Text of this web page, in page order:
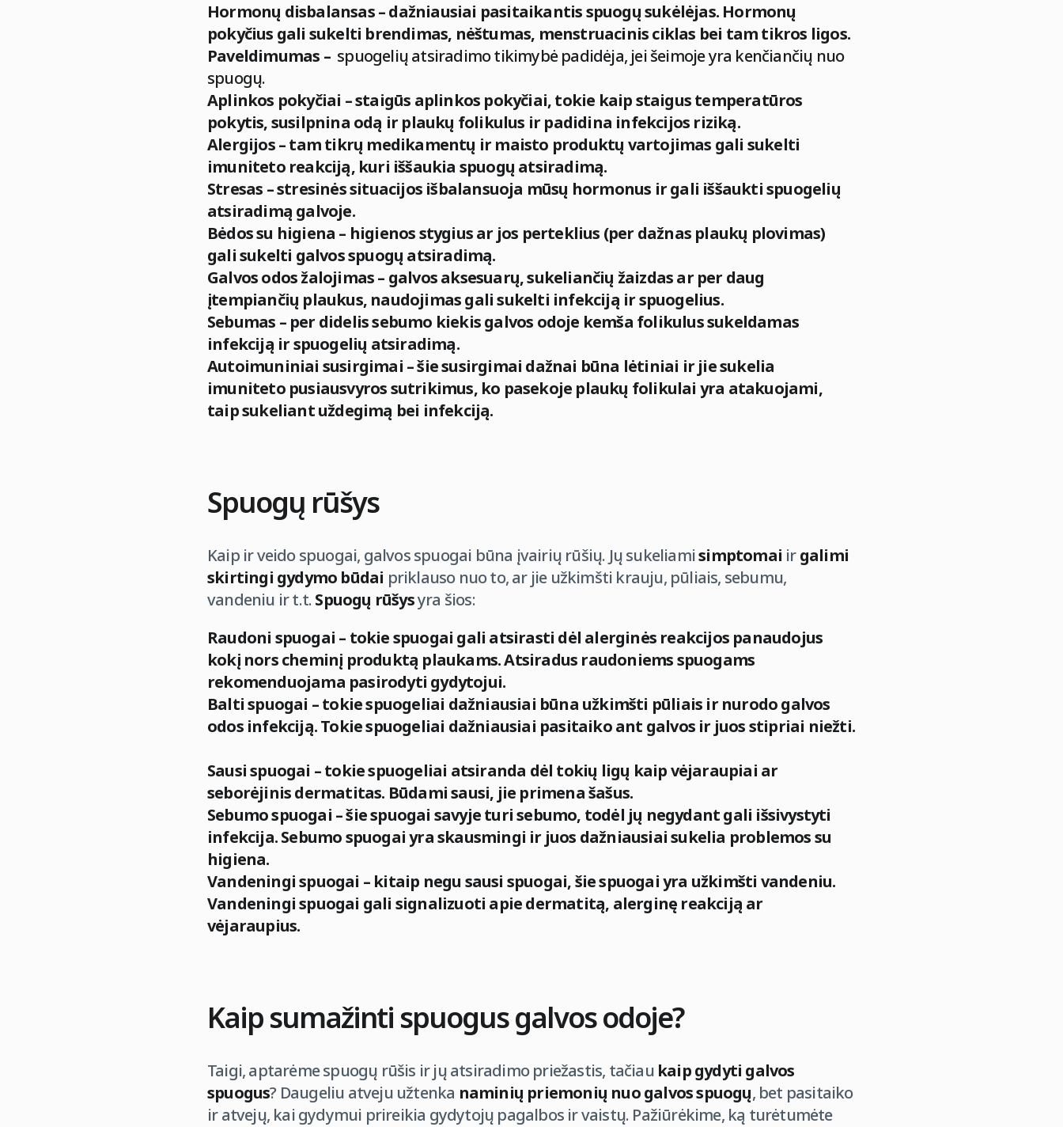
Hormonų disbalansas – dažniausiai pasitaikantis spuogų sukėlėjas. Hormonų
pokyčius gali sukelti brendimas, nėštumas, menstruacinis ciklas bei tam tikros ligos.
Paveldimumas – spuogelių atsiradimo tikimybė padidėja, jei šeimoje yra kenčiančių nuo
spuogų.
Aplinkos pokyčiai – staigūs aplinkos pokyčiai, tokie kaip staigus temperatūros
pokytis, susilpnina odą ir plaukų folikulus ir padidina infekcijos riziką.
Alergijos – tam tikrų medikamentų ir maisto produktų vartojimas gali sukelti
imuniteto reakciją, kuri iššaukia spuogų atsiradimą.
Stresas – stresinės situacijos išbalansuoja mūsų hormonus ir gali iššaukti spuogelių
atsiradimą galvoje.
Bėdos su higiena – higienos stygius ar jos perteklius (per dažnas plaukų plovimas)
gali sukelti galvos spuogų atsiradimą.
Galvos odos žalojimas – galvos aksesuarų, sukeliančių žaizdas ar per daug
įtempiančių plaukus, naudojimas gali sukelti infekciją ir spuogelius.
Sebumas – per didelis sebumo kiekis galvos odoje kemša folikulus sukeldamas
infekciją ir spuogelių atsiradimą.
Autoimuniniai susirgimai – šie susirgimai dažnai būna lėtiniai ir jie sukelia
imuniteto pusiausvyros sutrikimus, ko pasekoje plaukų folikulai yra atakuojami,
taip sukeliant uždegimą bei infekciją.
Spuogų rūšys
Kaip ir veido spuogai, galvos spuogai būna įvairių rūšių. Jų sukeliamisimptomai irgalimi
skirtingi gydymo būdai priklauso nuo to, ar jie užkimšti krauju, pūliais, sebumu,
vandeniu ir t.t.Spuogų rūšysyra šios:
Raudoni spuogai – tokie spuogai gali atsirasti dėl alerginės reakcijos panaudojus
kokį nors cheminį produktą plaukams. Atsiradus raudoniems spuogams
rekomenduojama pasirodyti gydytojui.
Balti spuogai – tokie spuogeliai dažniausiai būna užkimšti pūliais ir nurodo galvos
odos infekciją. Tokie spuogeliai dažniausiai pasitaiko ant galvos ir juos stipriai niežti.
Sausi spuogai – tokie spuogeliai atsiranda dėl tokių ligų kaip vėjaraupiai ar
seborėjinis dermatitas. Būdami sausi, jie primena šašus.
Sebumo spuogai – šie spuogai savyje turi sebumo, todėl jų negydant gali išsivystyti
infekcija. Sebumo spuogai yra skausmingi ir juos dažniausiai sukelia problemos su
higiena.
Vandeningi spuogai – kitaip negu sausi spuogai, šie spuogai yra užkimšti vandeniu.
Vandeningi spuogai gali signalizuoti apie dermatitą, alerginę reakciją ar
vėjaraupius.
Kaip sumažinti spuogus galvos odoje?
Taigi, aptarėme spuogų rūšis ir jų atsiradimo priežastis, tačiau kaip gydyti galvos
spuogus? Daugeliu atveju užtenka naminių priemonių nuo galvos spuogų, bet pasitaiko
ir atvejų, kai gydymui prireikia gydytojų pagalbos ir vaistų. Pažiūrėkime, ką turėtumėte